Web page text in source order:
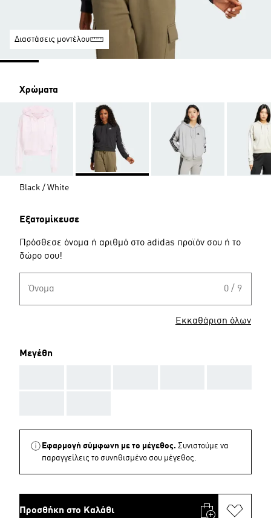
Διαστάσεις μοντέλου
Χρώματα
Black / White
Εξατομίκευσε
Πρόσθεσε όνομα ή αριθμό στο adidas προϊόν σου ή το
δώρο σου!
Όνομα 0 / 9
Εκκαθάριση όλων
Μεγέθη
Εφαρμογή σύμφωνη με το μέγεθος. Συνιστούμε να
παραγγείλεις το συνηθισμένο σου μέγεθος.
Προσθήκη στο Καλάθι